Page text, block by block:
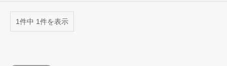
1件中 1件を表示